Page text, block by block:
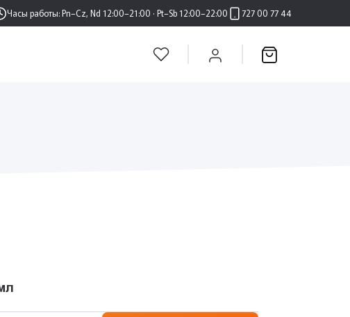
Часы работы:Pn–Cz, Nd 12:00–21:00 · Pt–Sb 12:00–22:00 727 00 77 44